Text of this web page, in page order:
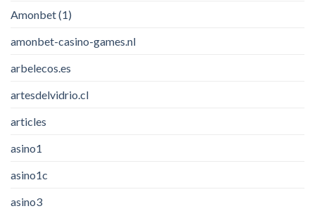
Amonbet (1)
amonbet-casino-games.nl
arbelecos.es
artesdelvidrio.cl
articles
asino1
asino1c
asino3